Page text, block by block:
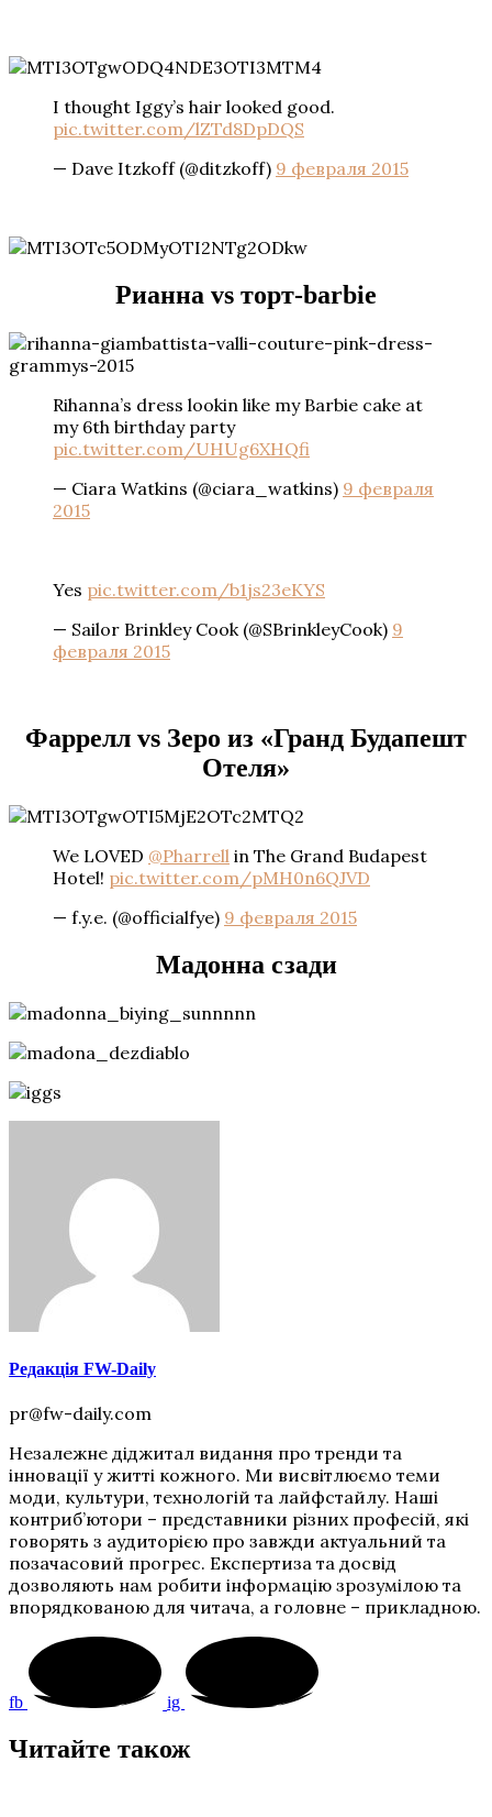
I thought Iggy’s hair looked good.
pic.twitter.com/lZTd8DpDQS
— Dave Itzkoff (@ditzkoff) 9 февраля 2015
Рианна vs торт-barbie
Rihanna’s dress lookin like my Barbie cake at
my 6th birthday party
pic.twitter.com/UHUg6XHQfi
— Ciara Watkins (@ciara_watkins) 9 февраля
2015
Yes pic.twitter.com/b1js23eKYS
— Sailor Brinkley Cook (@SBrinkleyCook) 9
февраля 2015
Фаррелл vs Зеро из «Гранд Будапешт
Отеля»
We LOVED @Pharrell in The Grand Budapest
Hotel! pic.twitter.com/pMH0n6QJVD
— f.y.e. (@officialfye) 9 февраля 2015
Мадонна сзади
Редакція FW-Daily
pr@fw-daily.com
Незалежне діджитал видання про тренди та
інновації у житті кожного. Ми висвітлюємо теми
моди, культури, технологій та лайфстайлу. Наші
контриб’ютори – представники різних професій, які
говорять з аудиторією про завжди актуальний та
позачасовий прогрес. Експертиза та досвід
дозволяють нам робити інформацію зрозумілою та
впорядкованою для читача, а головне – прикладною.
fb ig
Читайте також